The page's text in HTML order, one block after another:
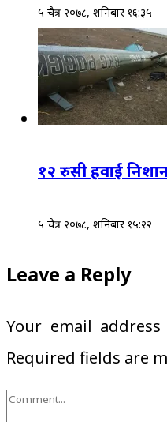
५ चैत्र २०७८, शनिबार १६:३५
१२ रुसी हवाई
५ चैत्र २०७८, शनिबार १५:२२
Leave a Reply
Your email
Required fields are